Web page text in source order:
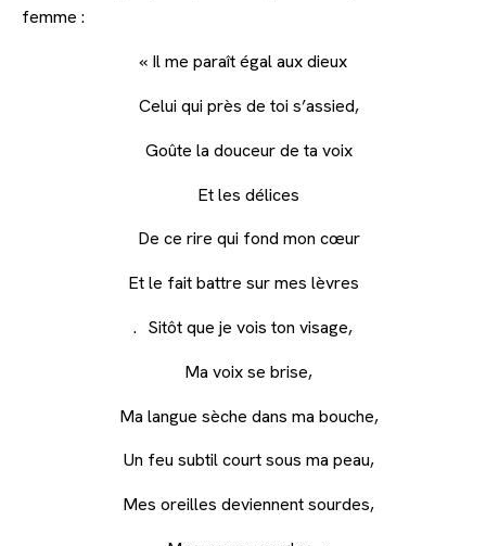
femme :
« Il me paraît égal aux dieux
Celui qui près de toi s’assied,
Goûte la douceur de ta voix
Et les délices
De ce rire qui fond mon cœur
Et le fait battre sur mes lèvres
. Sitôt que je vois ton visage,
Ma voix se brise,
Ma langue sèche dans ma bouche,
Un feu subtil court sous ma peau,
Mes oreilles deviennent sourdes,